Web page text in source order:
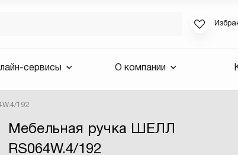
сервисы О компании
192
Мебельная ручка ШЕЛЛ
RS064W.4/192
Если вы
будут